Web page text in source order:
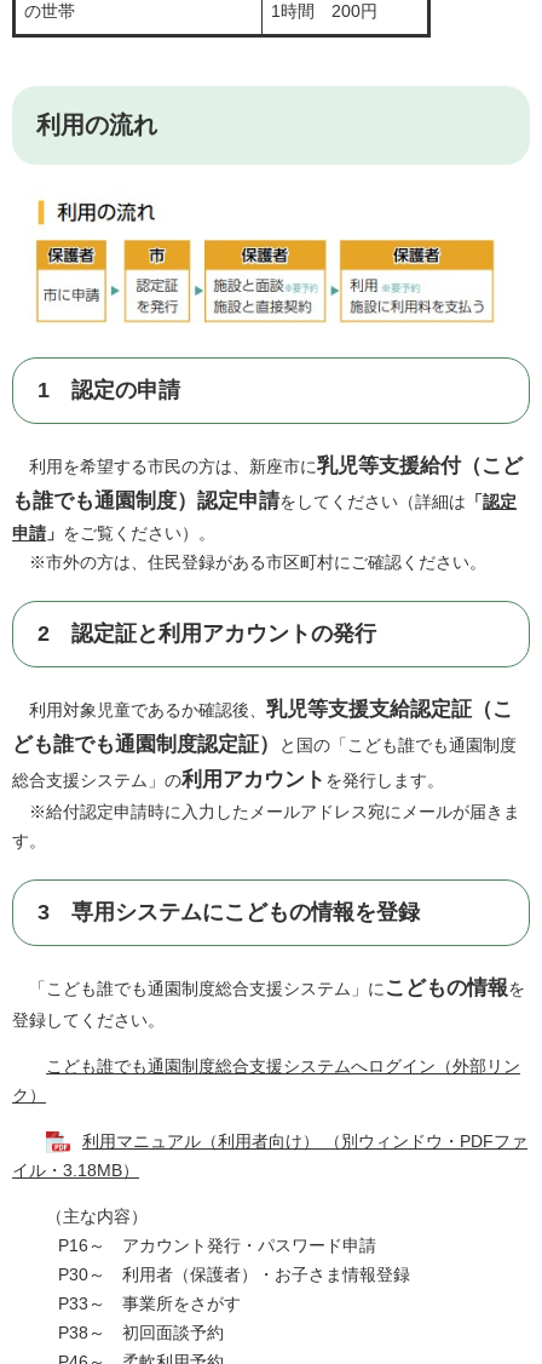
の世帯
1時間 200円
利用の流れ
1 認定の申請
利用を希望する市民の方は、新座市に乳児等支援給付（こど
も誰でも通園制度）認定申請をしてください（詳細は 「認定
申請 」 をご覧ください）。
※市外の方は、住民登録がある市区町村にご確認ください。
2 認定証と利用アカウントの発行
利用対象児童であるか確認後、 乳児等支援支給認定証（こ
ども誰でも通園制度認定証）
と国の「こども誰でも通園制度
総合支援システム」の利用アカウント を発行します。
※給付認定申請時に入力したメールアドレス宛にメールが届きま
す。
3 専用システムにこどもの情報を登録
「こども誰でも通園制度総合支援システム」に こどもの情報を
登録してください。
こども誰でも通園制度総合支援システムへログイン（外部リン
ク）
利用マニュアル（利用者向け） （別ウィンドウ・PDFファ
イル・3.18MB）
（主な内容）
P16～ アカウント発行・パスワード申請
P30～ 利用者（保護者）・お子さま情報登録
P33～ 事業所をさがす
P38～ 初回面談予約